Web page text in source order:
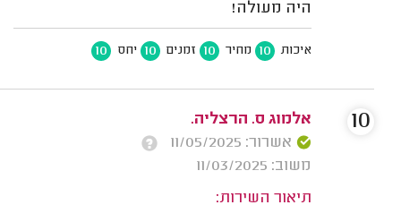
היה מעולה!
איכות 10 מחיר 10 זמנים 10 יחס 10
אלמוג ס. הרצליה.
אשרור: 11/05/2025
משוב: 11/03/2025
תיאור השירות:
10